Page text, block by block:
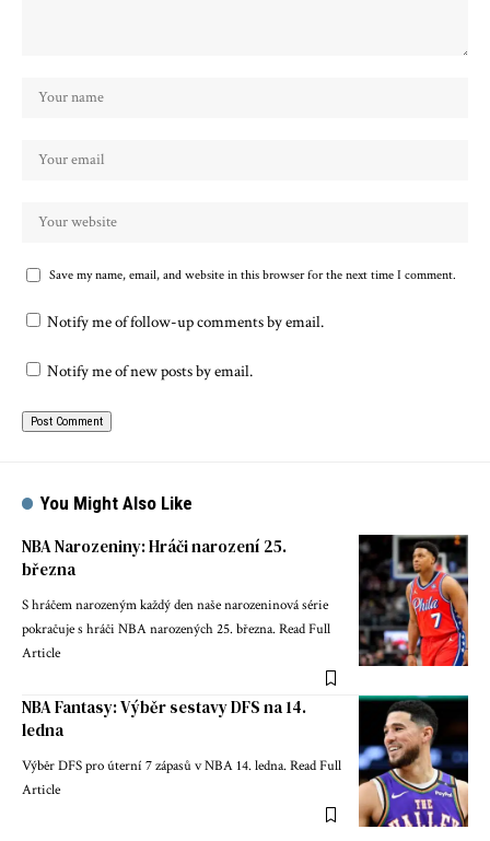
Save my name, email, and website in this browser for the next time I comment.
Notify me of follow-up comments by email.
Notify me of new posts by email.
You Might Also Like
NBA Narozeniny: Hráči narození 25.
března
S hráčem narozeným každý den naše narozeninová série
pokračuje s hráči NBA narozených 25. března. Read Full
Article
NBA Fantasy: Výběr sestavy DFS na 14.
ledna
Výběr DFS pro úterní 7 zápasů v NBA 14. ledna. Read Full
Article